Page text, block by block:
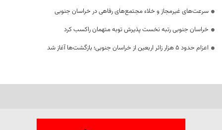
سرعت‌های غیرمجاز و خلاء مجتمع‌های رفاهی در خراسان جنوبی
خراسان جنوبی رتبه نخست پذیرش توبه متهمان راکسب کرد
اعزام حدود 5 هزار زائر اربعین از خراسان جنوبی؛ بازگشت‌ها آغاز شد